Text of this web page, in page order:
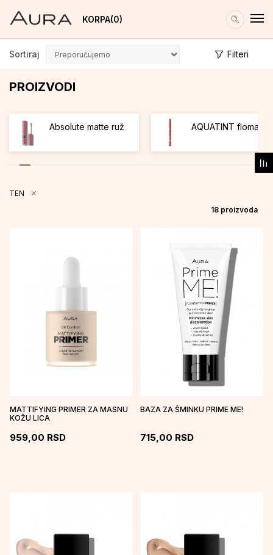
KORPA 0
PROIZVODI
Sortiraj Filteri
Absolute matte ruž AQUATINT
TEN
18 proizvoda
MATTIFYING PRIMER ZA MASNU
KOŽU LICA
959,00 RSD
BAZA ZA ŠMINKU PRIME ME!
715,00 RSD